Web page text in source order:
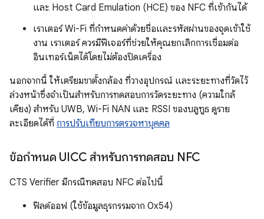
และ Host Card Emulation (HCE) ของ NFC ที่เข้ากันได้
เราเตอร์ Wi-Fi ที่กำหนดค่าด้วยชื่อและรหัสผ่านของจุดเข้าใช้
งาน เราเตอร์ ควรมีฟีเจอร์ที่ช่วยให้คุณยกเลิกการเชื่อมต่อ
อินเทอร์เน็ตได้โดยไม่ต้องปิดเครื่อง
นอกจากนี้ ให้เตรียมขาตั้งกล้อง ที่วางอุปกรณ์ และระยะทางที่วัดไว้
ล่วงหน้าซึ่งจำเป็นสำหรับการทดสอบการวัดระยะทาง (ความใกล้
เคียง) สำหรับ UWB, Wi-Fi NAN และ RSSI ของบลูทูธ ดูราย
ละเอียดได้ที่ การปรับเทียบการตรวจหาบุคคล
ข้อกำหนด UICC สำหรับการทดสอบ NFC
CTS Verifier มีกรณีทดสอบ NFC ต่อไปนี้
ฟิลด์ออฟ (ใช้ข้อมูลธุรกรรมจาก 0x54)